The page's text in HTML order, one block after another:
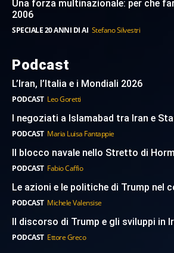
Una forza multinazionale: per che
2006
SPECIALE 20 ANNI DI AI Stefano Silvestri
Podcast
L’Iran, l’Italia e i Mondiali 2026
PODCAST Leo Goretti
I negoziati a Islamabad tra Iran e
PODCAST Maria Luisa Fantappie
Il blocco navale nello Stretto di
PODCAST Fabio Caffio
Le azioni e le politiche di Trump nel
PODCAST Michele Valensise
Il discorso di Trump e gli sviluppi in
PODCAST Ettore Greco